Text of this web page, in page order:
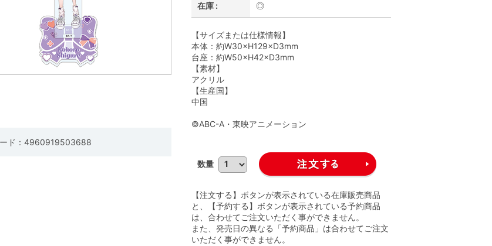
ド：4960919503688
在庫 : ◎
【サイズまたは仕様情報】
本体：約W30×H129×D3mm
台座：約W50×H42×D3mm
【素材】
アクリル
【生産国】
中国
©ABC-A・東映アニメーション
数量
【注文する】ボタンが表示されている在庫販売商品
と、【予約する】ボタンが表示されている予約商品
は、合わせてご注文いただく事ができません。
また、発売日の異なる「予約商品」は合わせてご注文
いただく事ができません。